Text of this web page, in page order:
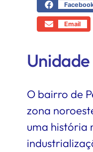
Email
O bairro de
zona
uma história